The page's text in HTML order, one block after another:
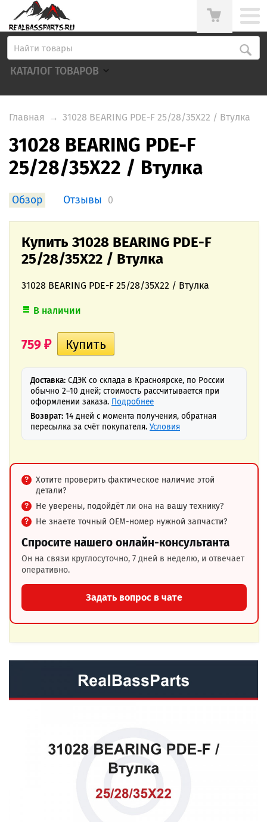
КАТАЛОГ ТОВАРОВ
Главная → 31028 BEARING PDE-F 25/28/35X22 / Втулка
31028 BEARING PDE-F
25/28/35X22 / Втулка
Обзор Отзывы 0
Купить 31028 BEARING PDE-F
25/28/35X22 / Втулка
31028 BEARING PDE-F 25/28/35X22 / Втулка
В наличии
759 ₽
Доставка: СДЭК со склада в Красноярске, по России
обычно 2–10 дней; стоимость рассчитывается при
оформлении заказа. Подробнее
Возврат: 14 дней с момента получения, обратная
пересылка за счёт покупателя. Условия
Хотите проверить фактическое наличие этой
детали?
Не уверены, подойдёт ли она на вашу технику?
Не знаете точный OEM-номер нужной запчасти?
Спросите нашего онлайн-консультанта
Он на связи круглосуточно, 7 дней в неделю, и отвечает
оперативно.
Задать вопрос в чате